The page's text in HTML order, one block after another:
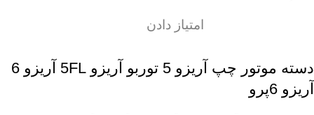
امتیاز دادن
دسته موتور چپ آریزو 5 توربو آریزو 5FL آریزو 6
آریزو 6پرو